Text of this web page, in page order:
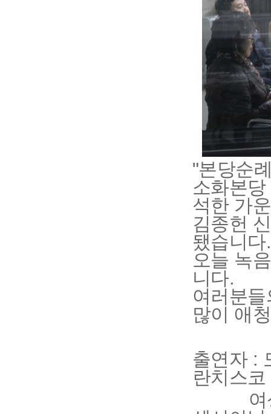
"본당순
소화본
석한 가
김종헌
됐습니다.
오늘 녹
니다.
여러분
많이 애
출연자 :
란치스
여성부